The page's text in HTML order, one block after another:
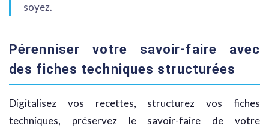
soyez.
Pérenniser votre savoir-faire avec
des fiches techniques structurées
Digitalisez vos recettes, structurez vos fiches
techniques, préservez le savoir-faire de votre